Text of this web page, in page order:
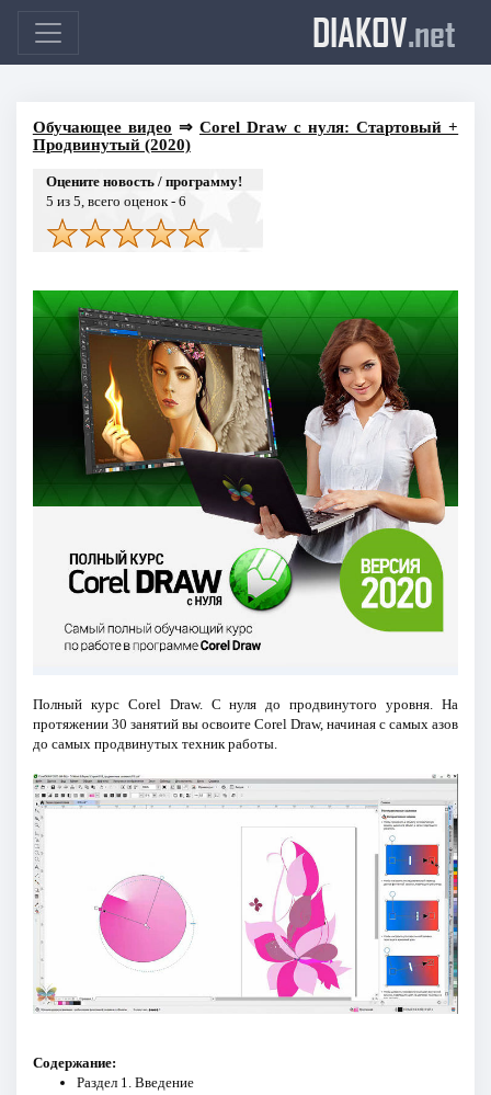
DIAKOV.net
Обучающее видео ⇒ Corel Draw с нуля: Стартовый +
Продвинутый (2020)
Оцените новость / программу!
5 из 5, всего оценок - 6
Полный курс Corel Draw. С нуля до продвинутого уровня. На
протяжении 30 занятий вы освоите Corel Draw, начиная с самых азов
до самых продвинутых техник работы.
Содержание:
Раздел 1. Введение